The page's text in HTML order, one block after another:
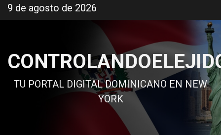
al
9 de agosto de 2026
TU PORTAL DIGITAL DOMINICANO EN NEW
YORK